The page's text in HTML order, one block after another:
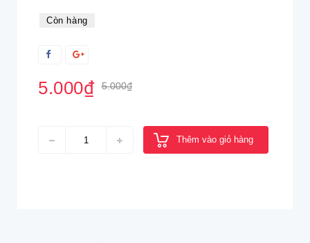
Còn hàng
5.000₫ 5.000₫
Thêm vào giỏ hàng